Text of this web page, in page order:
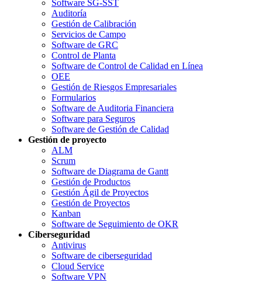
Software SG-SST
Auditoría
Gestión de Calibración
Servicios de Campo
Software de GRC
Control de Planta
Software de Control de Calidad en Línea
OEE
Gestión de Riesgos Empresariales
Formularios
Software de Auditoria Financiera
Software para Seguros
Software de Gestión de Calidad
Gestión de proyecto
ALM
Scrum
Software de Diagrama de Gantt
Gestión de Productos
Gestión Ágil de Proyectos
Gestión de Proyectos
Kanban
Software de Seguimiento de OKR
Ciberseguridad
Antivirus
Software de ciberseguridad
Cloud Service
Software VPN